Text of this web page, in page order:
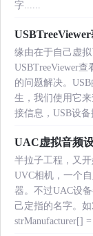
字......
缘由在于自己虚
USBTreeViewer
的问题解决。
生，我们使用它
接信息，USB设
UAC虚拟音频
半拉子工程，又
UVC相机，一个
器。不过UAC设
己定指的名字。
strManufacturer[]